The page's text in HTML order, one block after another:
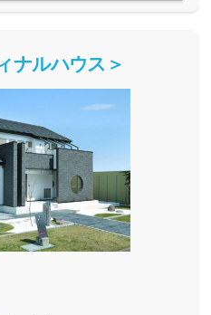
ナルハウス＞